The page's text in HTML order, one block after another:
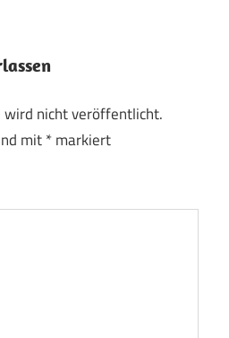
nicht veröffentlicht.
mit*markiert